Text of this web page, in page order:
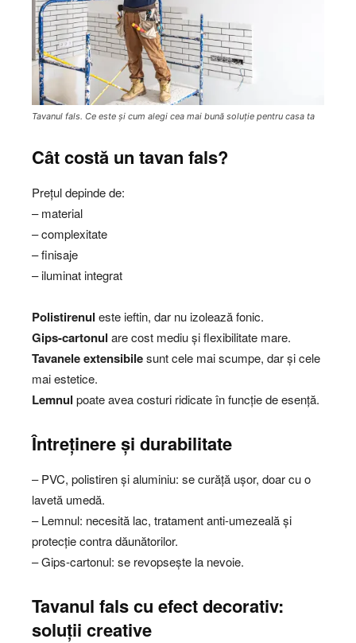
Tavanul fals. Ce este și cum alegi cea mai bună soluție pentru casa ta
Cât costă un tavan fals?
Prețul depinde de:
– material
– complexitate
– finisaje
– iluminat integrat
Polistirenul este ieftin, dar nu izolează fonic.
Gips-cartonul are cost mediu și flexibilitate mare.
Tavanele extensibilesunt cele mai scumpe, dar și cele
mai estetice.
Lemnul poate avea costuri ridicate în funcție de esență.
Întreținere și durabilitate
– PVC, polistiren și aluminiu: se curăță ușor, doar cu o
lavetă umedă.
– Lemnul: necesită lac, tratament anti-umezeală și
protecție contra dăunătorilor.
– Gips-cartonul: se revopsește la nevoie.
Tavanul fals cu efect decorativ:
soluții creative